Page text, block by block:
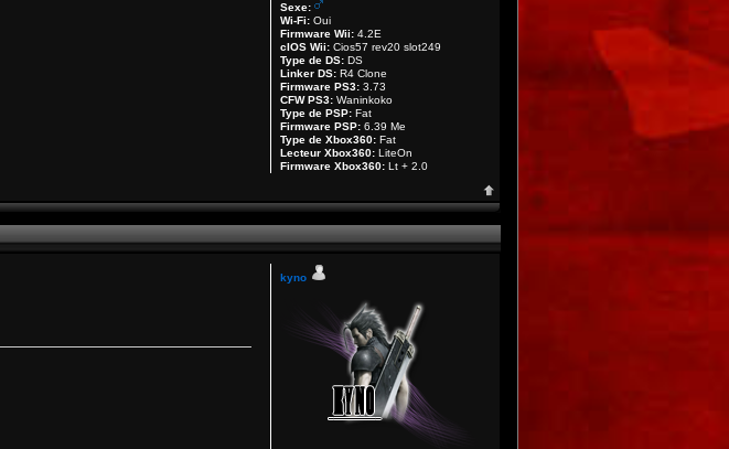
Sexe:
Wi-Fi: Oui
Firmware Wii: 4.2E
cIOS Wii: Cios57 rev20 slot249
Type de DS: DS
Linker DS: R4 Clone
Firmware PS3: 3.73
CFW PS3: Waninkoko
Type de PSP: Fat
Firmware PSP: 6.39 Me
Type de Xbox360: Fat
Lecteur Xbox360: LiteOn
Firmware Xbox360: Lt + 2.0
kyno